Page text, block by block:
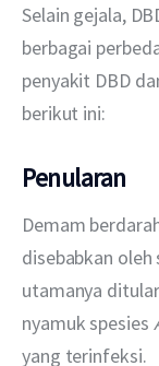
Selain gejala,
berbagai
penyakit DBD
berikut ini:
Penularan
Demam
disebabkan
utamanya
nyamuk spesies
yang terinfeksi.